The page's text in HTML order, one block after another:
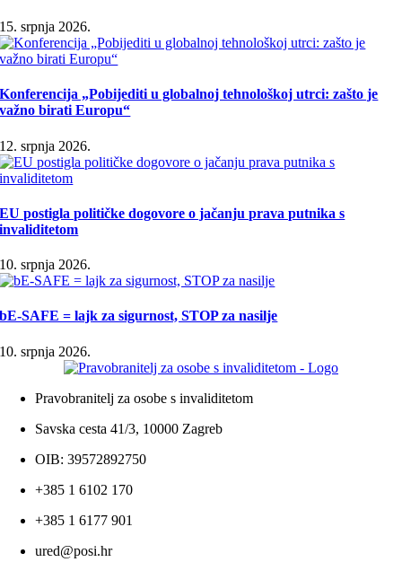
15. srpnja 2026.
Konferencija „Pobijediti u globalnoj tehnološkoj utrci: zašto je
važno birati Europu“
12. srpnja 2026.
EU postigla političke dogovore o jačanju prava putnika s
invaliditetom
10. srpnja 2026.
bE-SAFE = lajk za sigurnost, STOP za nasilje
10. srpnja 2026.
Pravobranitelj za osobe s invaliditetom
Savska cesta 41/3, 10000 Zagreb
OIB: 39572892750
+385 1 6102 170
+385 1 6177 901
ured@posi.hr